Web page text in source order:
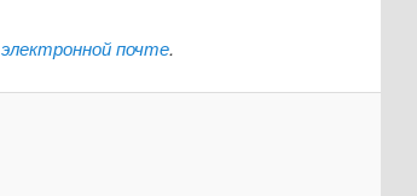
электронной почте.